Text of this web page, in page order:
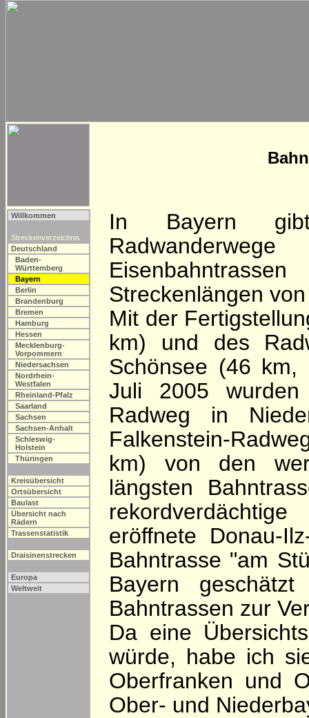
Willkommen
Streckenverzeichnis
Deutschland
Baden-
Württemberg
Bayern
Berlin
Brandenburg
Bremen
Hamburg
Hessen
Mecklenburg-
Vorpommern
Niedersachsen
Nordrhein-
Westfalen
Rheinland-Pfalz
Saarland
Sachsen
Sachsen-Anhalt
Schleswig-
Holstein
Thüringen
Kreisübersicht
Ortsübersicht
Baulast
Übersicht nach
Rädern
Trassenstatistik
Draisinenstrecken
Europa
Weltweit
In Bayern
Streckenlängen
Mit der
km) und des
Schönsee (46 km,
Juli 2005 wurden
Radweg in
Falkenstein-
km) von den
längsten
eröffnete Donau-
Bahntrasse "am
Bayern
Bahntrassen zur
Da eine
würde, habe ich
Oberfranken und
Ober- und